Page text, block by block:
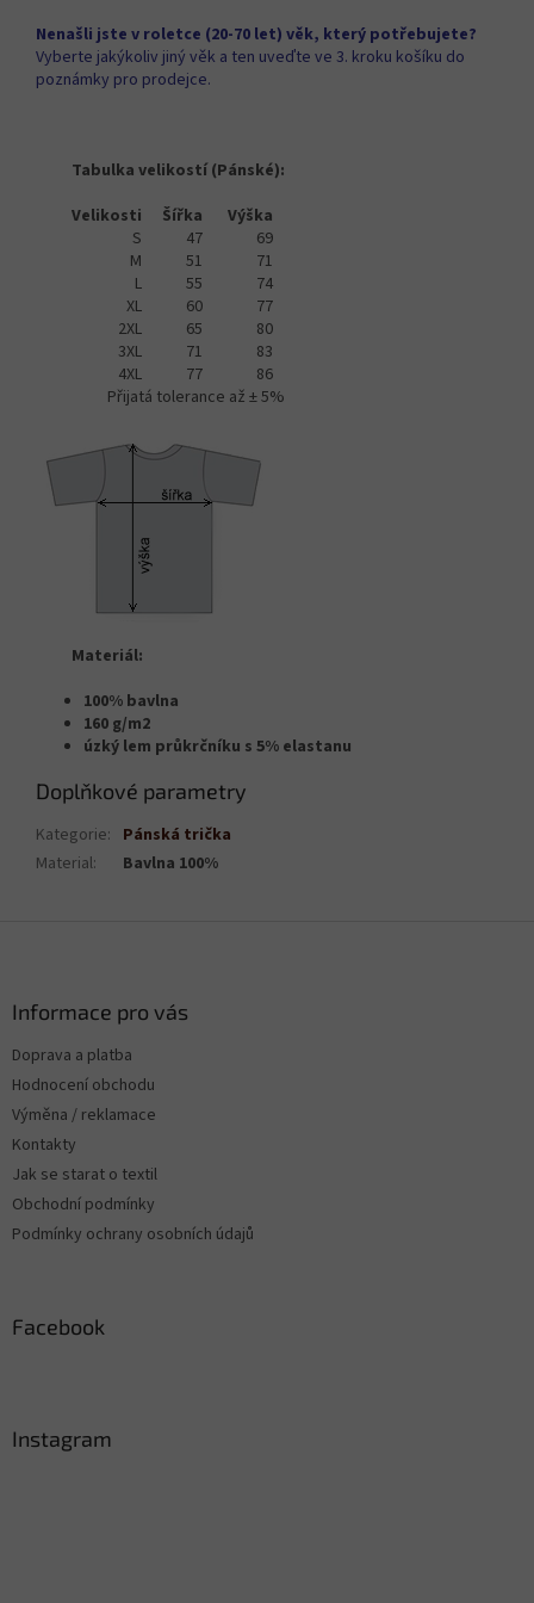
Nenašli jste v roletce (20-70 let) věk, který potřebujete?
Vyberte jakýkoliv jiný věk a ten uveďte ve 3. kroku košíku do
poznámky pro prodejce.
Tabulka velikostí (Pánské):
Velikosti
Šířka
Výška
S
47
69
M
51
71
L
55
74
XL
60
77
2XL
65
80
3XL
71
83
4XL
77
86
Přijatá tolerance až ± 5%
Materiál:
100% bavlna
160 g/m2
úzký lem průkrčníku s 5% elastanu
Doplňkové parametry
Kategorie: Pánská trička
Material: Bavlna 100%
Informace pro vás
Doprava a platba
Hodnocení obchodu
Výměna / reklamace
Kontakty
Jak se starat o textil
Obchodní podmínky
Podmínky ochrany osobních údajů
Facebook
Instagram